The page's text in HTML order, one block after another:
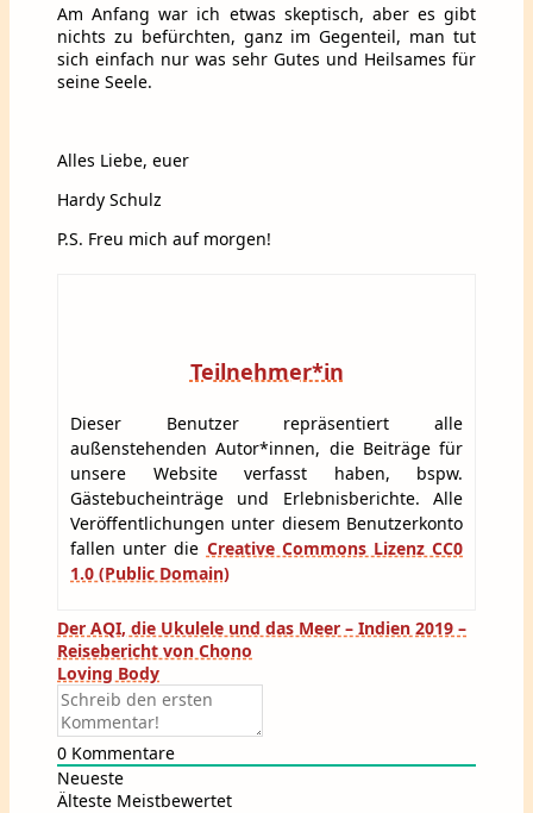
Am Anfang war ich etwas skeptisch, aber es gibt
nichts zu befürchten, ganz im Gegenteil, man tut
sich einfach nur was sehr Gutes und Heilsames für
seine Seele.
Alles Liebe, euer
Hardy Schulz
P.S. Freu mich auf morgen!
Teilnehmer*in
Dieser Benutzer repräsentiert alle
außenstehenden Autor*innen, die Beiträge für
unsere Website verfasst haben, bspw.
Gästebucheinträge und Erlebnisberichte. Alle
Veröffentlichungen unter diesem Benutzerkonto
fallen unter die Creative Commons Lizenz CC0
1.0 (Public Domain)
Beitragsnavigation
Der AQI, die Ukulele und das Meer – Indien 2019 –
Reisebericht von Chono
Loving Body
0 Kommentare
Neueste
Älteste Meistbewertet